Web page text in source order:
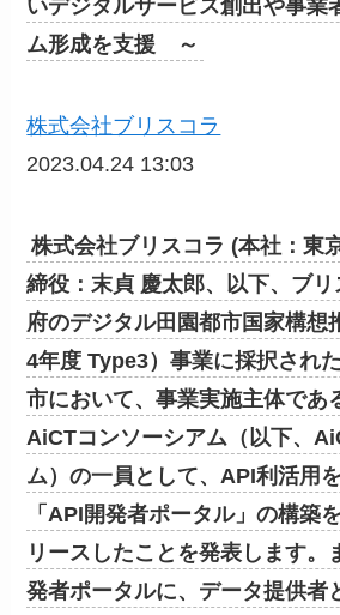
いデジタルサービス創出や事業
ム形成を支援 ～
株式会社ブリスコラ
2023.04.24 13:03
株式会社ブリスコラ (本社：東
締役：末貞 慶太郎、以下、ブ
府のデジタル田園都市国家構想
4年度 Type3）事業に採択され
市において、事業実施主体であ
AiCTコンソーシアム（以下、
ム）の一員として、API利活用
「API開発者ポータル」の構築
リースしたことを発表します。
発者ポータルに、データ提供者